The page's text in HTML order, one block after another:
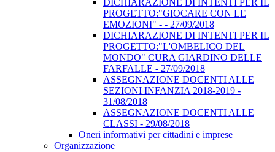
DICHIARAZIONE DI INTENTI PER IL
PROGETTO:"GIOCARE CON LE
EMOZIONI" - - 27/09/2018
DICHIARAZIONE DI INTENTI PER IL
PROGETTO:"L'OMBELICO DEL
MONDO" CURA GIARDINO DELLE
FARFALLE - 27/09/2018
ASSEGNAZIONE DOCENTI ALLE
SEZIONI INFANZIA 2018-2019 -
31/08/2018
ASSEGNAZIONE DOCENTI ALLE
CLASSI - 29/08/2018
Oneri informativi per cittadini e imprese
Organizzazione